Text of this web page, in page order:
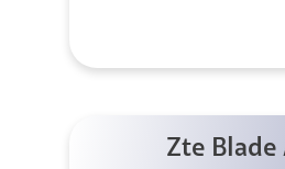
Zte Blade